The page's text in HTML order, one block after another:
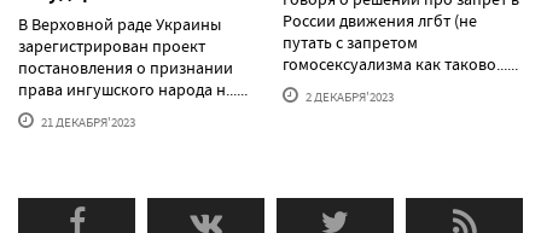
В Верховной раде Украины
зарегистрирован проект
постановления о признании
права ингушского народа н......
21 ДЕКАБРЯ'2023
России движения лгбт (не
путать с запретом
гомосексуализма как таково......
2 ДЕКАБРЯ'2023